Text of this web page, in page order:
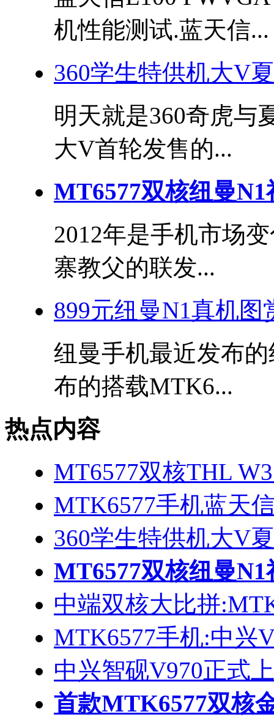
机性能测试.蓝天信...
360学生特供机大V
明天就是360奇虎与
大V首轮发售的...
MT6577双核纽曼N1
2012年是手机市场
寨教父的联发...
899元纽曼N1真机图
纽曼手机最近发布
布的搭载MTK6...
热点内容
MT6577双核THL
MTK6577手机蓝天
360学生特供机大V
MT6577双核纽曼N1
中端双核大比拼
MTK6577手机:中兴
中兴智砚V970正式
首款MTK6577双核